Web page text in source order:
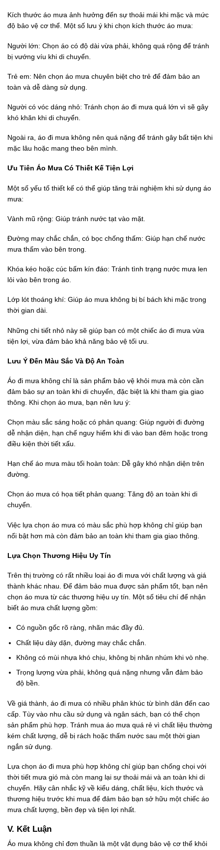
Kích thước áo mưa ảnh hưởng đến sự thoải mái khi mặc và mức
độ bảo vệ cơ thể. Một số lưu ý khi chọn kích thước áo mưa:
Người lớn: Chọn áo có độ dài vừa phải, không quá rộng để tránh
bị vướng víu khi di chuyển.
Trẻ em: Nên chọn áo mưa chuyên biệt cho trẻ để đảm bảo an
toàn và dễ dàng sử dụng.
Người có vóc dáng nhỏ: Tránh chọn áo đi mưa quá lớn vì sẽ gây
khó khăn khi di chuyển.
Ngoài ra, áo đi mưa không nên quá nặng để tránh gây bất tiện khi
mặc lâu hoặc mang theo bên mình.
Ưu Tiên Áo Mưa Có Thiết Kế Tiện Lợi
Một số yếu tố thiết kế có thể giúp tăng trải nghiệm khi sử dụng áo
mưa:
Vành mũ rộng: Giúp tránh nước tạt vào mặt.
Đường may chắc chắn, có bọc chống thấm: Giúp hạn chế nước
mưa thấm vào bên trong.
Khóa kéo hoặc cúc bấm kín đáo: Tránh tình trạng nước mưa len
lỏi vào bên trong áo.
Lớp lót thoáng khí: Giúp áo mưa không bị bí bách khi mặc trong
thời gian dài.
Những chi tiết nhỏ này sẽ giúp bạn có một chiếc áo đi mưa vừa
tiện lợi, vừa đảm bảo khả năng bảo vệ tối ưu.
Lưu Ý Đến Màu Sắc Và Độ An Toàn
Áo đi mưa không chỉ là sản phẩm bảo vệ khỏi mưa mà còn cần
đảm bảo sự an toàn khi di chuyển, đặc biệt là khi tham gia giao
thông. Khi chọn áo mưa, bạn nên lưu ý:
Chọn màu sắc sáng hoặc có phản quang: Giúp người đi đường
dễ nhận diện, hạn chế nguy hiểm khi đi vào ban đêm hoặc trong
điều kiện thời tiết xấu.
Hạn chế áo mưa màu tối hoàn toàn: Dễ gây khó nhận diện trên
đường.
Chọn áo mưa có họa tiết phản quang: Tăng độ an toàn khi di
chuyển.
Việc lựa chọn áo mưa có màu sắc phù hợp không chỉ giúp bạn
nổi bật hơn mà còn đảm bảo an toàn khi tham gia giao thông.
Lựa Chọn Thương Hiệu Uy Tín
Trên thị trường có rất nhiều loại áo đi mưa với chất lượng và giá
thành khác nhau. Để đảm bảo mua được sản phẩm tốt, bạn nên
chọn áo mưa từ các thương hiệu uy tín. Một số tiêu chí để nhận
biết áo mưa chất lượng gồm:
Có nguồn gốc rõ ràng, nhãn mác đầy đủ.
Chất liệu dày dặn, đường may chắc chắn.
Không có mùi nhựa khó chịu, không bị nhăn nhúm khi vò nhẹ.
Trọng lượng vừa phải, không quá nặng nhưng vẫn đảm bảo
độ bền.
Về giá thành, áo đi mưa có nhiều phân khúc từ bình dân đến cao
cấp. Tùy vào nhu cầu sử dụng và ngân sách, bạn có thể chọn
sản phẩm phù hợp. Tránh mua áo mưa quá rẻ vì chất liệu thường
kém chất lượng, dễ bị rách hoặc thấm nước sau một thời gian
ngắn sử dụng.
Lựa chọn áo đi mưa phù hợp không chỉ giúp bạn chống chọi với
thời tiết mưa gió mà còn mang lại sự thoải mái và an toàn khi di
chuyển. Hãy cân nhắc kỹ về kiểu dáng, chất liệu, kích thước và
thương hiệu trước khi mua để đảm bảo bạn sở hữu một chiếc áo
mưa chất lượng, bền đẹp và tiện lợi nhất.
V. Kết Luận
Áo mưa không chỉ đơn thuần là một vật dụng bảo vệ cơ thể khỏi